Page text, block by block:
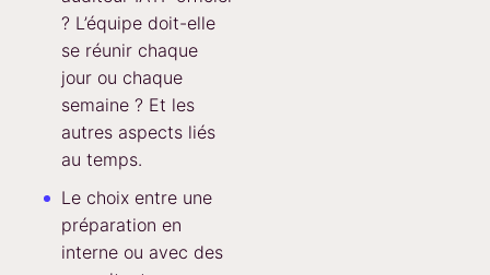
? L’équipe doit-elle
se réunir chaque
jour ou chaque
semaine ? Et les
autres aspects liés
au temps.
Le choix entre une
préparation en
interne ou avec des